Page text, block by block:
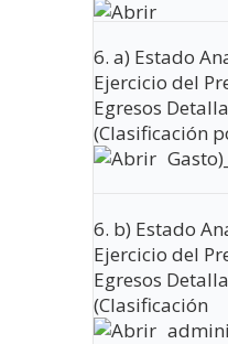
6. a) Estado
Ejercicio del
Egresos
(Clasificación
6. b) Estado
Ejercicio del
Egresos
(Clasificación